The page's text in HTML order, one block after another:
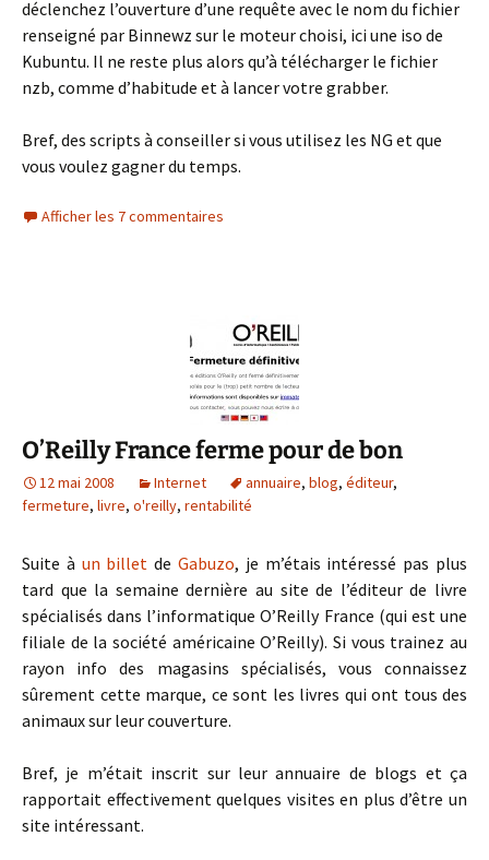
déclenchez l’ouverture d’une requête avec le nom du fichier
renseigné par Binnewz sur le moteur choisi, ici une iso de
Kubuntu. Il ne reste plus alors qu’à télécharger le fichier
nzb, comme d’habitude et à lancer votre grabber.
Bref, des scripts à conseiller si vous utilisez les NG et que
vous voulez gagner du temps.
Afficher les 7 commentaires
O’Reilly France ferme pour de bon
12 mai 2008 Internet annuaire, blog, éditeur,
fermeture, livre, o'reilly, rentabilité
Suite à un billet deGabuzo, je m’étais intéressé pas plus
tard que la semaine dernière au site de l’éditeur de livre
spécialisés dans l’informatique O’Reilly France (qui est une
filiale de la société américaine O’Reilly). Si vous trainez au
rayon info des magasins spécialisés, vous connaissez
sûrement cette marque, ce sont les livres qui ont tous des
animaux sur leur couverture.
Bref, je m’était inscrit sur leur annuaire de blogs et ça
rapportait effectivement quelques visites en plus d’être un
site intéressant.